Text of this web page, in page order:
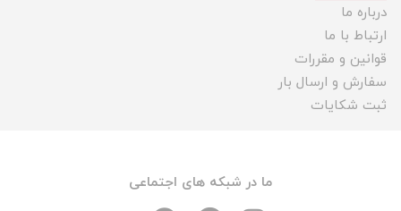
درباره ما
ارتباط با ما
قوانین و مقررات
سفارش و ارسال بار
ثبت شکایات
ما در شبکه های اجتماعی